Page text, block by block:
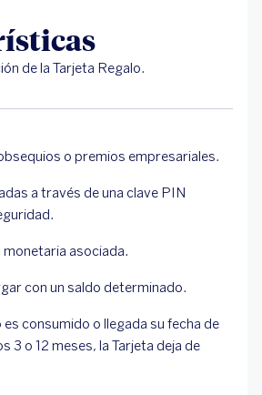
de la Tarjeta Regalo.
o premios empresariales.
a través de una clave PIN
monetaria asociada.
con un saldo determinado.
es consumido o llegada su fecha de
3 o 12 meses, la Tarjeta deja de